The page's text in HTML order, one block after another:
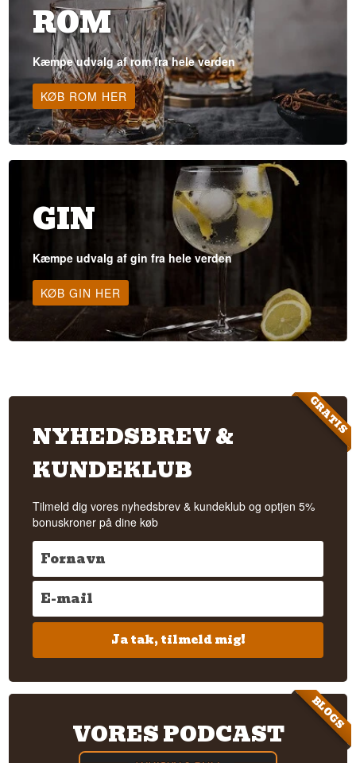
ROM
Kæmpe udvalg af rom fra hele verden
KØB ROM HER
GIN
Kæmpe udvalg af gin fra hele verden
KØB GIN HER
GRATIS
NYHEDSBREV &
KUNDEKLUB
Tilmeld dig vores nyhedsbrev & kundeklub og optjen 5%
bonuskroner på dine køb
Ja tak, tilmeld mig!
BLOGS
VORES PODCAST